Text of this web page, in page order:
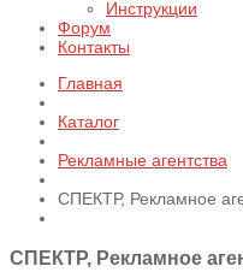
Инструкции
Форум
Контакты
Главная
Каталог
Рекламные агентства
СПЕКТР, Рекламное
СПЕКТР, Рекламное